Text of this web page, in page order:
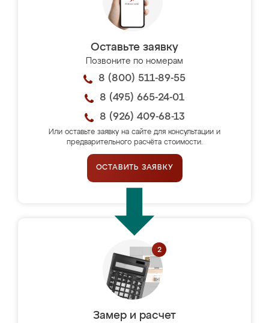
Оставьте заявку
Позвоните по номерам
8 (800) 511-89-55
8 (495) 665-24-01
8 (926) 409-68-13
Или оставьте заявку на сайте для консультации и
предварительного расчёта стоимости.
ОСТАВИТЬ ЗАЯВКУ
Замер и расчет